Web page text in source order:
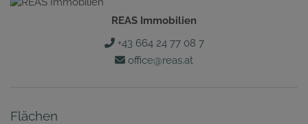
REAS Immobilien
+43 664 24 77 08 7
office@reas.at
Flächen